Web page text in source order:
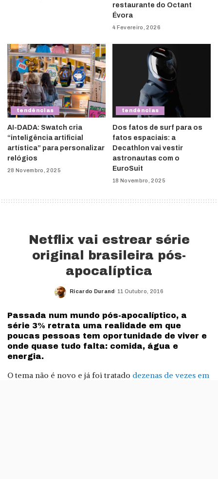
restaurante do Octant
Évora
4 Fevereiro, 2026
tendências
AI-DADA: Swatch cria
“inteligência artificial
artística” para personalizar
relógios
28 Novembro, 2025
tendências
Dos fatos de surf para os
fatos espaciais: a
Decathlon vai vestir
astronautas com o
EuroSuit
18 Novembro, 2025
Netflix vai estrear série
original brasileira pós-
apocalíptica
Posted
Ricardo Durand 11 Outubro, 2016
Passada num mundo pós-apocalíptico, a
série 3% retrata uma realidade em que
poucas pessoas tem oportunidade de viver e
onde quase tudo falta: comida, água e
energia.
O tema não é novo e já foi tratado dezenas de vezes em